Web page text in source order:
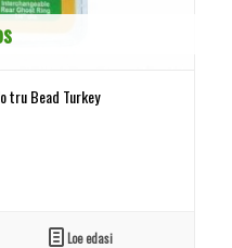
tru Bead Turkey
Loe edasi